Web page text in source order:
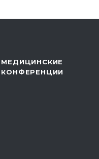
МЕДИЦИНСКИЕ
КОНФЕРЕНЦИИ